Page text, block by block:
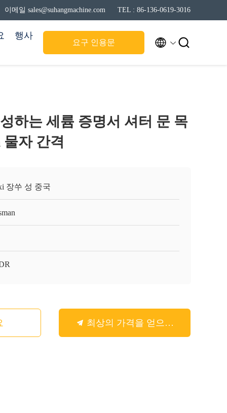
이메일 sales@suhangmachine.com TEL : 86-136-0619-3016
행사
요구 인용문  
하는 세륨 증명서 셔터 문 목
물자 간격
장쑤 성 중국
최상의 가격을 얻으세요